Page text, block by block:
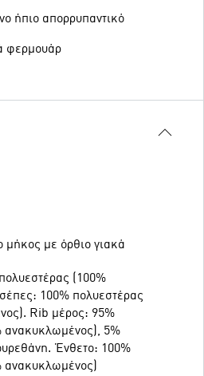
ήπιο απορρυπαντικό
φερμουάρ
μήκος με όρθιο γιακά
(100%
100% πολυεστέρας
Rib μέρος: 95%
ανακυκλωμένος), 5%
Ένθετο: 100%
ανακυκλωμένος)